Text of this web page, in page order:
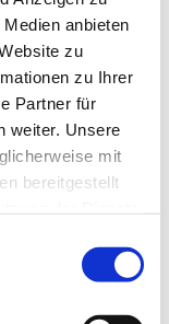
anbieten
zu
zu Ihrer
Partner für
weiter. Unsere
mit
bereitgestellt